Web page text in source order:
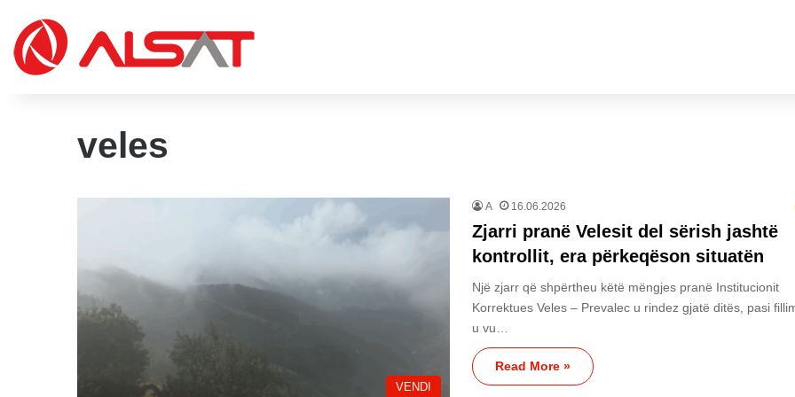
veles
VENDI
A 16.06.2026
Zjarri pranë Velesit del sërish jashtë
kontrollit, era përkeqëson situatën
Një zjarr që shpërtheu këtë mëngjes pranë Institucionit
Korrektues Veles – Prevalec u rindez gjatë ditës, pasi
u vu…
Read More »